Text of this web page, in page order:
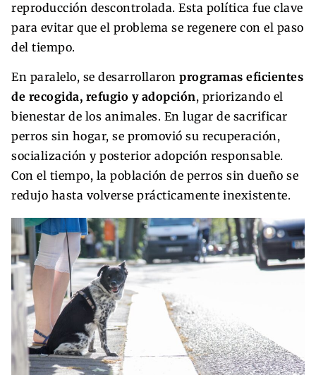
reproducción descontrolada. Esta política fue clave
para evitar que el problema se regenere con el paso
del tiempo.
En paralelo, se desarrollaron programas eficientes
de recogida, refugio y adopción, priorizando el
bienestar de los animales. En lugar de sacrificar
perros sin hogar, se promovió su recuperación,
socialización y posterior adopción responsable.
Con el tiempo, la población de perros sin dueño se
redujo hasta volverse prácticamente inexistente.